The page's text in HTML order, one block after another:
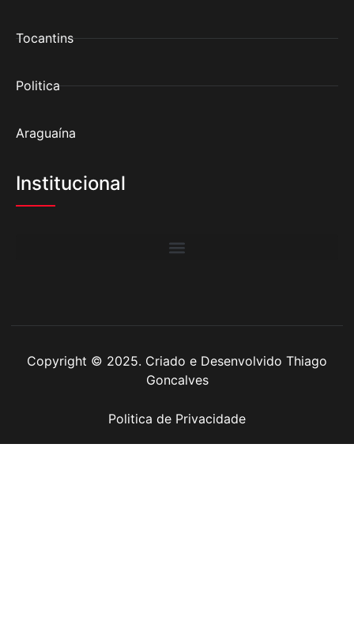
Tocantins
Politica
Araguaína
Institucional
Copyright © 2025. Criado e Desenvolvido Thiago
Goncalves
Politica de Privacidade